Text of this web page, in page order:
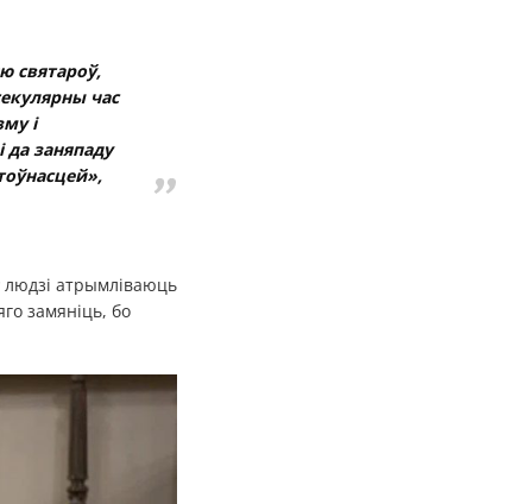
святароў,
час
і
заняпаду
атрымліваюць
замяніць, бо